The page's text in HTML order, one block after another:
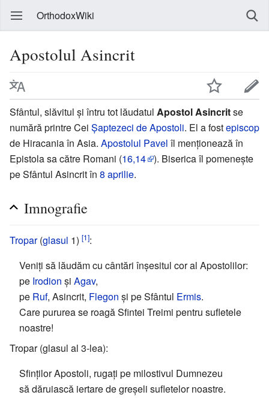
OrthodoxWiki
Apostolul Asincrit
Sfântul, slăvitul şi întru tot lăudatul Apostol Asincritse
numără printre Cei Şaptezeci de Apostoli. El a fostepiscop
de Hiracania în Asia. Apostolul Pavel îl menţionează în
Epistola sa către Romani (16,14 ). Biserica îl pomeneşte
pe Sfântul Asincrit în 8 aprilie.
Imnografie
Tropar(glasul 1) [1]:
Veniți să lăudăm cu cântări înșesitul cor al Apostolilor:
pe Irodion și Agav,
pe Ruf, Asincrit, Flegon și pe Sfântul Ermis.
Care pururea se roagă Sfintei Treimi pentru sufletele
noastre!
Tropar (glasul al 3-lea):
Sfinţilor Apostoli, rugaţi pe milostivul Dumnezeu
să dăruiască iertare de greşeli sufletelor noastre.